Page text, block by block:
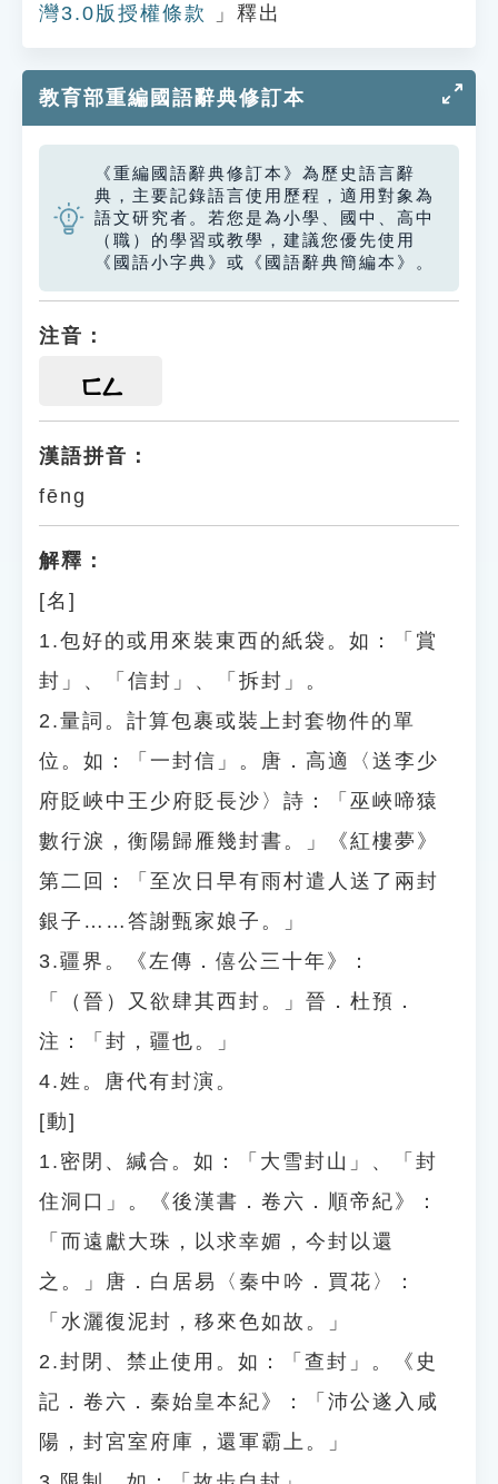
灣3.0版授權條款 」釋出
教育部重編國語辭典修訂本
《重編國語辭典修訂本》為歷史語言辭
典，主要記錄語言使用歷程，適用對象為
語文研究者。若您是為小學、國中、高中
（職）的學習或教學，建議您優先使用
《國語小字典》或《國語辭典簡編本》。
注音：
ㄈㄥ
漢語拼音：
fēng
解釋：
[名]
1.包好的或用來裝東西的紙袋。如：「賞
封」、「信封」、「拆封」。
2.量詞。計算包裹或裝上封套物件的單
位。如：「一封信」。唐．高適〈送李少
府貶峽中王少府貶長沙〉詩：「巫峽啼猿
數行淚，衡陽歸雁幾封書。」《紅樓夢》
第二回：「至次日早有雨村遣人送了兩封
銀子……答謝甄家娘子。」
3.疆界。《左傳．僖公三十年》：
「（晉）又欲肆其西封。」晉．杜預．
注：「封，疆也。」
4.姓。唐代有封演。
[動]
1.密閉、緘合。如：「大雪封山」、「封
住洞口」。《後漢書．卷六．順帝紀》：
「而遠獻大珠，以求幸媚，今封以還
之。」唐．白居易〈秦中吟．買花〉：
「水灑復泥封，移來色如故。」
2.封閉、禁止使用。如：「查封」。《史
記．卷六．秦始皇本紀》：「沛公遂入咸
陽，封宮室府庫，還軍霸上。」